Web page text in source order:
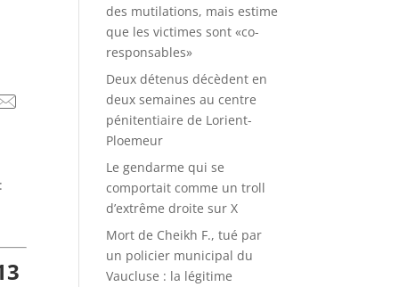
des mutilations, mais estime
que les victimes sont «co-
responsables»
Deux détenus décèdent en
deux semaines au centre
pénitentiaire de Lorient-
Ploemeur
Le gendarme qui se
comportait comme un troll
d’extrême droite sur X
Mort de Cheikh F., tué par
un policier municipal du
Vaucluse : la légitime